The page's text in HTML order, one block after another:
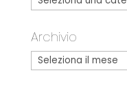
Archivio